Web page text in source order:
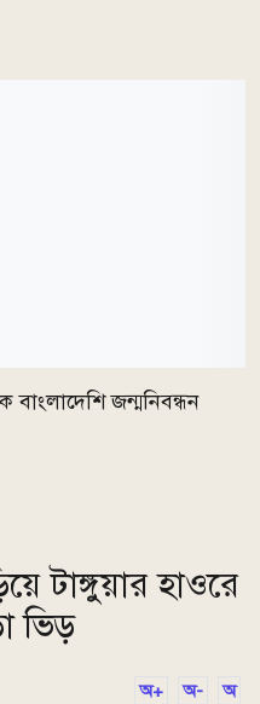
বাংলাদেশি জন্মনিবন্ধন
টাঙ্গুয়ার হাওরে
ভিড়
অ+ অ- অ